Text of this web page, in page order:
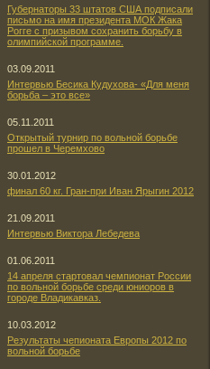
Губернаторы 33 штатов США подписали
письмо на имя президента МОК Жака
Рогге с призывом сохранить борьбу в
олимпийской программе.
03.09.2011
Интервью Бесика Кудухова- «Для меня
борьба – это все»
05.11.2011
Открытый турнир по вольной борьбе
прошел в Черемхово
30.01.2012
финал 60 кг. Гран-при Иван Ярыгин 2012
21.09.2011
Интервью Виктора Лебедева
01.06.2011
14 апреля стартовал чемпионат России
по вольной борьбе среди юниоров в
городе Владикавказ.
10.03.2012
Результаты чепионата Европы 2012 по
вольной борьбе